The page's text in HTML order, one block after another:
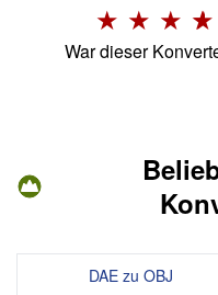
War dieser
DAE zu OBJ